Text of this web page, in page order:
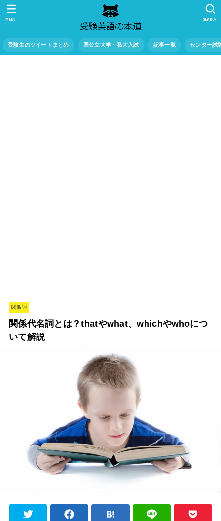
受験生のツイートまとめ 国公立大学・私大入試 記事一覧 センター試
SEARCH
MENU
関係詞
関係代名詞とは？thatやwhat、whichやwhoにつ
いて解説